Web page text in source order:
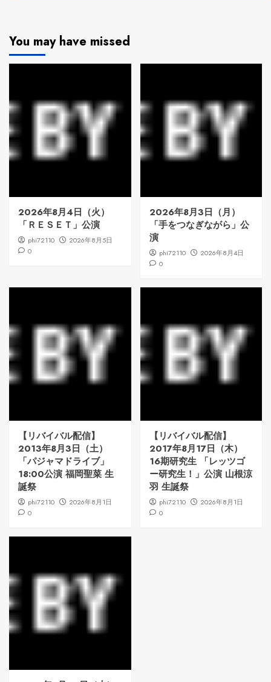
You may have missed
2026年8月4日（火）
「ＲＥＳＥＴ」公演
phi72110
2026年8月5日
0
2026年8月3日（月）
「手をつなぎながら」公
演
phi72110
2026年8月4日
0
【リバイバル配信】
2013年8月3日（土）
「パジャマドライブ」
18:00公演 福岡聖菜 生
誕祭
phi72110
2026年8月1日
0
【リバイバル配信】
2017年8月17日（木）
16期研究生 「レッツゴ
ー研究生！」公演 山根涼
羽 生誕祭
phi72110
2026年8月1日
0